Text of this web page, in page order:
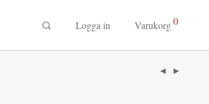
Logga in Varukorg0